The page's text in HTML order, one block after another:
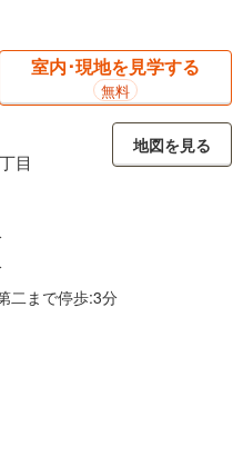
室内･現地を見学する
無料
目
地図を見る
二まで停歩:3分